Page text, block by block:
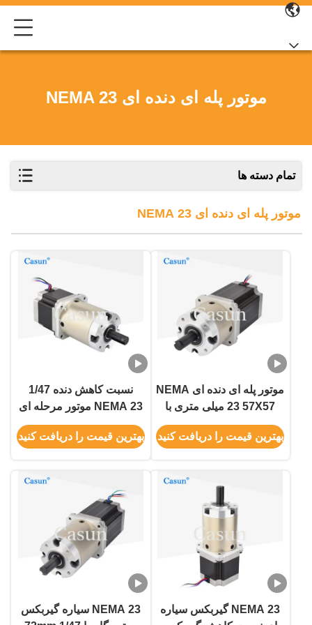
موتور پله ای دنده ای NEMA 23
تمام دسته ها
موتور پله ای دنده ای NEMA 23
موتور پله ای دنده ای NEMA
23 57X57 میلی متری با
گیربکس سیاره ای
بهترین قیمت را دریافت کنید
نسبت کاهش دنده 1/47
NEMA 23 موتور مرحله ای
57 × 57 × 54mm با CE
ISO
بهترین قیمت را دریافت کنید
NEMA 23 گیربکس سیاره
NEMA 23 سیاره گیربکس